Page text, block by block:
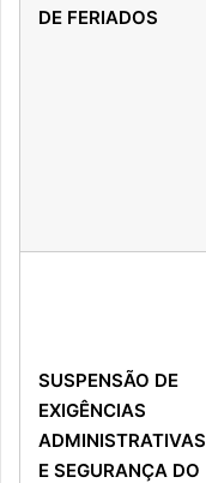
DE FERIADOS
SUSPENSÃO DE
EXIGÊNCIAS
ADMINISTRATIVAS
E SEGURANÇA DO